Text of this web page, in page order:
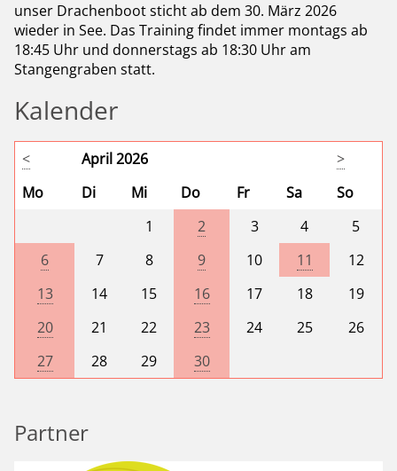
unser Drachenboot sticht ab dem 30. März 2026
wieder in See. Das Training findet immer montags ab
18:45 Uhr und donnerstags ab 18:30 Uhr am
Stangengraben statt.
Kalender
< April 2026
>
Mo
Di Mi Do Fr Sa
So
1
2 3 4
5
6
7 8 9 10 11
12
13
14 15 16 17 18
19
20
21 22 23 24 25
26
27
28 29 30
Partner